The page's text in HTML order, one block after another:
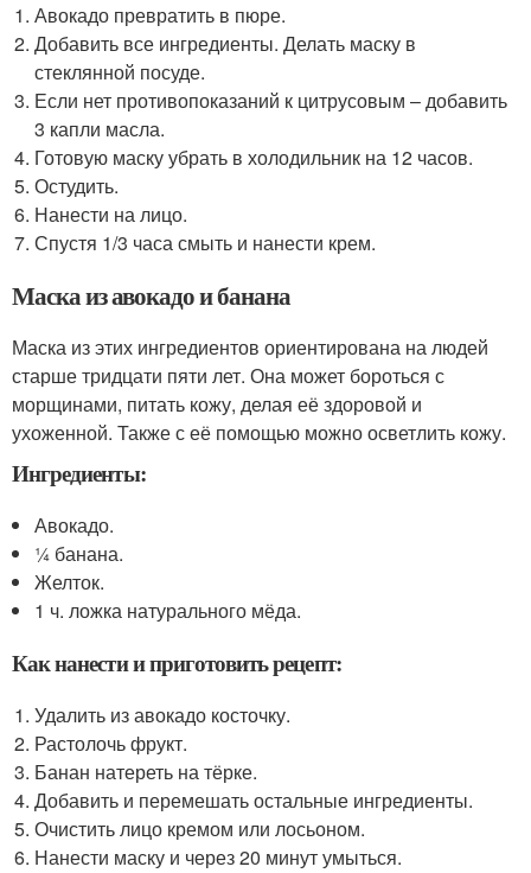
Авокадо превратить в пюре.
Добавить все ингредиенты. Делать маску в
стеклянной посуде.
Если нет противопоказаний к цитрусовым – добавить
3 капли масла.
Готовую маску убрать в холодильник на 12 часов.
Остудить.
Нанести на лицо.
Спустя 1/3 часа смыть и нанести крем.
Маска из авокадо и банана
Маска из этих ингредиентов ориентирована на людей
старше тридцати пяти лет. Она может бороться с
морщинами, питать кожу, делая её здоровой и
ухоженной. Также с её помощью можно осветлить кожу.
Ингредиенты:
Авокадо.
¼ банана.
Желток.
1 ч. ложка натурального мёда.
Как нанести и приготовить рецепт:
Удалить из авокадо косточку.
Растолочь фрукт.
Банан натереть на тёрке.
Добавить и перемешать остальные ингредиенты.
Очистить лицо кремом или лосьоном.
Нанести маску и через 20 минут умыться.